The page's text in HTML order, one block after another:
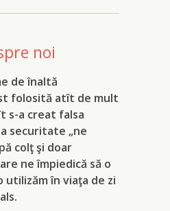
noi
de înaltă
folosită atît de mult
s-a creat falsa
securitate „ne
colţ şi doar
ne împiedică să o
utilizăm în viaţa de zi